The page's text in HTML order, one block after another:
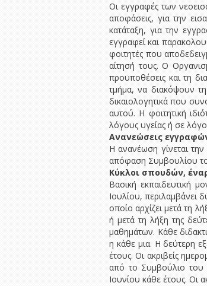
Οι εγγραφές των
αποφάσεις, για την
κατάταξη, για την
εγγραφεί και
φοιτητές που
αίτησή τους. Ο
προϋποθέσεις και τη
τμήμα, να διακόψουν
δικαιολογητικά που
αυτού. Η φοιτητική
λόγους υγείας ή σε
Ανανεώσεις
Η ανανέωση γίνεται
απόφαση Συμβουλίου
Κύκλοι σπουδών,
Βασική εκπαιδευτική
Ιουλίου, περιλαμβάνει
οποίο αρχίζει μετά τη
ή μετά τη λήξη της
μαθημάτων. Κάθε
η κάθε μια. Η δεύτερη
έτους. Οι ακριβείς
από το Συμβούλιο του
Ιουνίου κάθε έτους. Οι